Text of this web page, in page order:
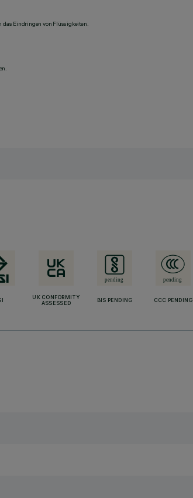
das Eindringen von Flüssigkeiten.
UK CONFORMITY
ASSESSED
BIS PENDING CCC PENDING